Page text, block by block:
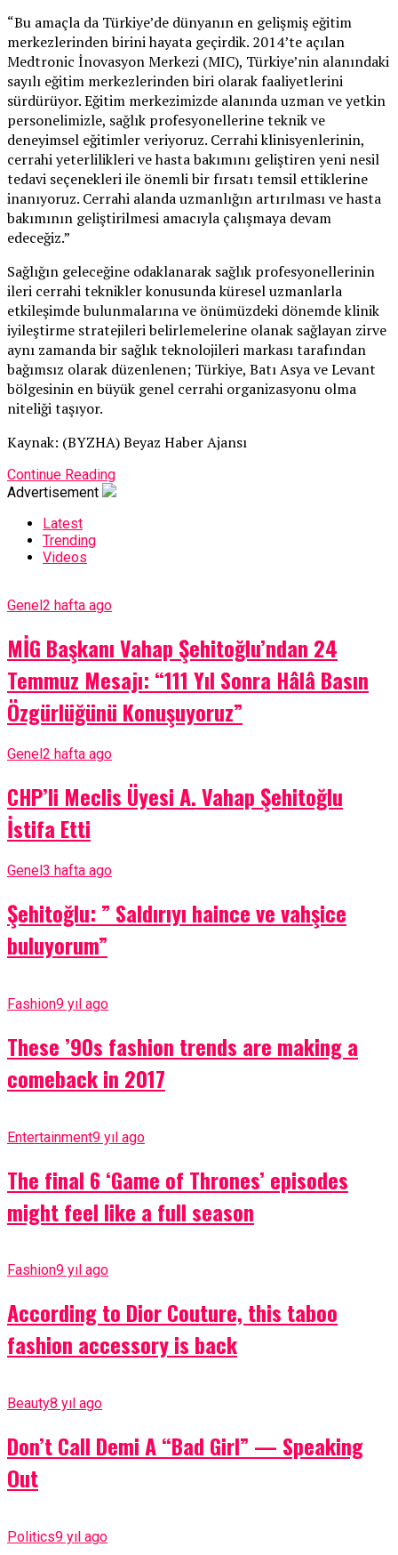
“Bu amaçla da Türkiye’de dünyanın en gelişmiş eğitim
merkezlerinden birini hayata geçirdik. 2014’te açılan
Medtronic İnovasyon Merkezi (MIC), Türkiye’nin alanındaki
sayılı eğitim merkezlerinden biri olarak faaliyetlerini
sürdürüyor. Eğitim merkezimizde alanında uzman ve yetkin
personelimizle, sağlık profesyonellerine teknik ve
deneyimsel eğitimler veriyoruz. Cerrahi klinisyenlerinin,
cerrahi yeterlilikleri ve hasta bakımını geliştiren yeni nesil
tedavi seçenekleri ile önemli bir fırsatı temsil ettiklerine
inanıyoruz. Cerrahi alanda uzmanlığın artırılması ve hasta
bakımının geliştirilmesi amacıyla çalışmaya devam
edeceğiz.”
Sağlığın geleceğine odaklanarak sağlık profesyonellerinin
ileri cerrahi teknikler konusunda küresel uzmanlarla
etkileşimde bulunmalarına ve önümüzdeki dönemde klinik
iyileştirme stratejileri belirlemelerine olanak sağlayan zirve
aynı zamanda bir sağlık teknolojileri markası tarafından
bağımsız olarak düzenlenen; Türkiye, Batı Asya ve Levant
bölgesinin en büyük genel cerrahi organizasyonu olma
niteliği taşıyor.
Kaynak: (BYZHA) Beyaz Haber Ajansı
Continue Reading
Advertisement
Latest
Trending
Videos
Genel 2 hafta ago
MİG Başkanı Vahap Şehitoğlu’ndan 24
Temmuz Mesajı: “111 Yıl Sonra Hâlâ Basın
Özgürlüğünü Konuşuyoruz”
Genel 2 hafta ago
CHP’li Meclis Üyesi A. Vahap Şehitoğlu
İstifa Etti
Genel3 hafta ago
Şehitoğlu: ” Saldırıyı haince ve vahşice
buluyorum”
Fashion9 yıl ago
These ’90s fashion trends are making a
comeback in 2017
Entertainment9 yıl ago
The final 6 ‘Game of Thrones’ episodes
might feel like a full season
Fashion9 yıl ago
According to Dior Couture, this taboo
fashion accessory is back
Beauty8 yıl ago
Don’t Call Demi A “Bad Girl” — Speaking
Out
Politics9 yıl ago